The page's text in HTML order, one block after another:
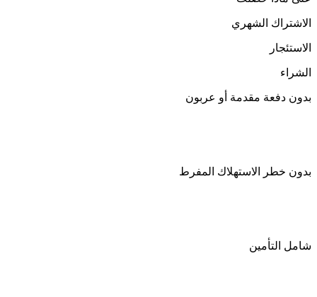
الاشتراك الشهري
الاستئجار
الشراء
بدون دفعة مقدمة أو عربون
بدون خطر الاستهلاك المفرط
شامل التأمين